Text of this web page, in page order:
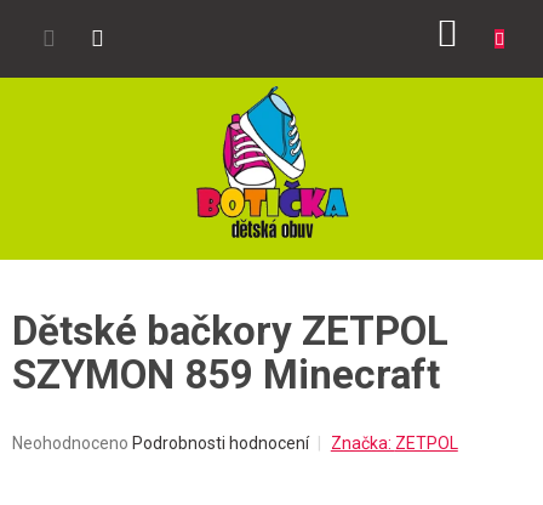
Dětské bačkory ZETPOL
SZYMON 859 Minecraft
Průměrné
Neohodnoceno Podrobnosti hodnocení Značka: ZETPOL